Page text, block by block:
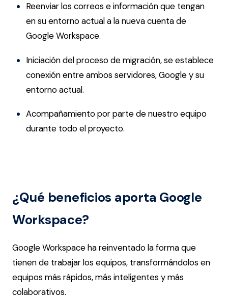
Reenviar los correos e información que tengan
en su entorno actual a la nueva cuenta de
Google Workspace.
Iniciación del proceso de migración, se establece
conexión entre ambos servidores, Google y su
entorno actual.
Acompañamiento por parte de nuestro equipo
durante todo el proyecto.
¿Qué beneficios aporta Google
Workspace?
Google Workspace ha reinventado la forma que
tienen de trabajar los equipos, transformándolos en
equipos más rápidos, más inteligentes y más
colaborativos.